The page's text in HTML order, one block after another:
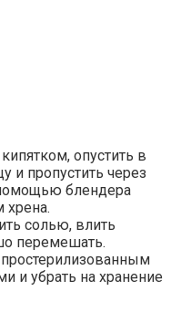
опустить в
и пропустить через
блендера
хрена.
солью, влить
перемешать.
и убрать на хранение